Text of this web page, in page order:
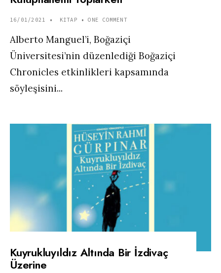
16/01/2021 • KITAP • ONE COMMENT
Alberto Manguel’i, Boğaziçi
Üniversitesi’nin düzenlediği Boğaziçi
Chronicles etkinlikleri kapsamında
söyleşisini...
Kuyrukluyıldız Altında Bir İzdivaç
Üzerine